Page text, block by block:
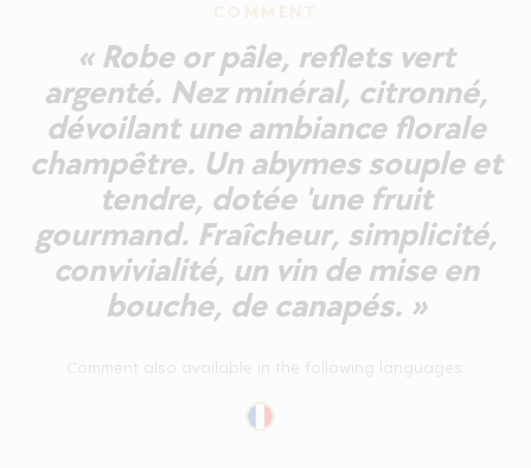
COMMENT
« Robe or pâle, reflets vert
argenté. Nez minéral, citronné,
dévoilant une ambiance florale
champêtre. Un abymes souple et
tendre, dotée 'une fruit
gourmand. Fraîcheur, simplicité,
convivialité, un vin de mise en
bouche, de canapés. »